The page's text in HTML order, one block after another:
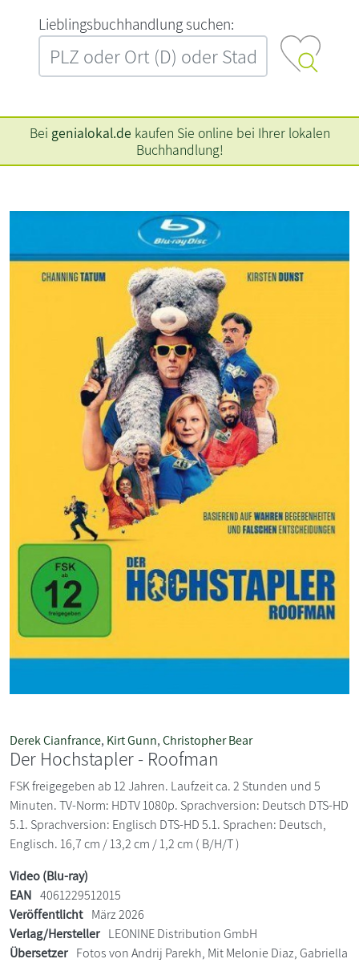
L‍i‍e‍b‍l‍i‍n‍g‍s‍b‍u‍c‍h‍h‍a‍n‍d‍l‍u‍n‍g‍ ‍s‍u‍c‍h‍e‍n‍:‍
Bei genialokal.de kaufen Sie online bei Ihrer lokalen
Buchhandlung!
Derek Cianfrance, Kirt Gunn,Christopher Bear
Der Hochstapler - Roofman
FSK freigegeben ab 12 Jahren. Laufzeit ca. 2 Stunden und 5
Minuten. TV-Norm: HDTV 1080p. Sprachversion: Deutsch DTS-HD
5.1. Sprachversion: Englisch DTS-HD 5.1. Sprachen: Deutsch,
Englisch. 16,7 cm / 13,2 cm / 1,2 cm ( B/H/T )
Video (Blu-ray)
EAN 4061229512015
Veröffentlicht März 2026
Verlag/Hersteller LEONINE Distribution GmbH
Übersetzer Fotos von Andrij Parekh, Mit Melonie Diaz, Gabriella